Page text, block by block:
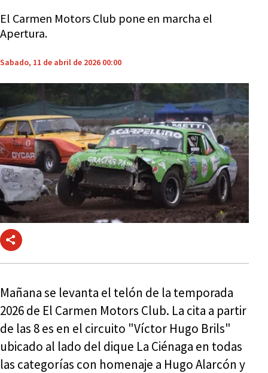
El Carmen Motors Club pone en marcha el
Apertura.
Sabado, 11 de abril de 2026 00:00
Mañana se levanta el telón de la temporada
2026 de El Carmen Motors Club. La cita a partir
de las 8 es en el circuito "Víctor Hugo Brils"
ubicado al lado del dique La Ciénaga en todas
las categorías con homenaje a Hugo Alarcón y